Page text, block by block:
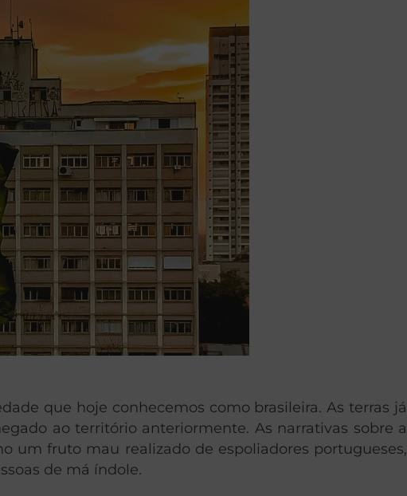
que hoje conhecemos como brasileira. As terras já
ao território anteriormente. As narrativas sobre a
um fruto mau realizado de espoliadores portugueses,
de má índole.